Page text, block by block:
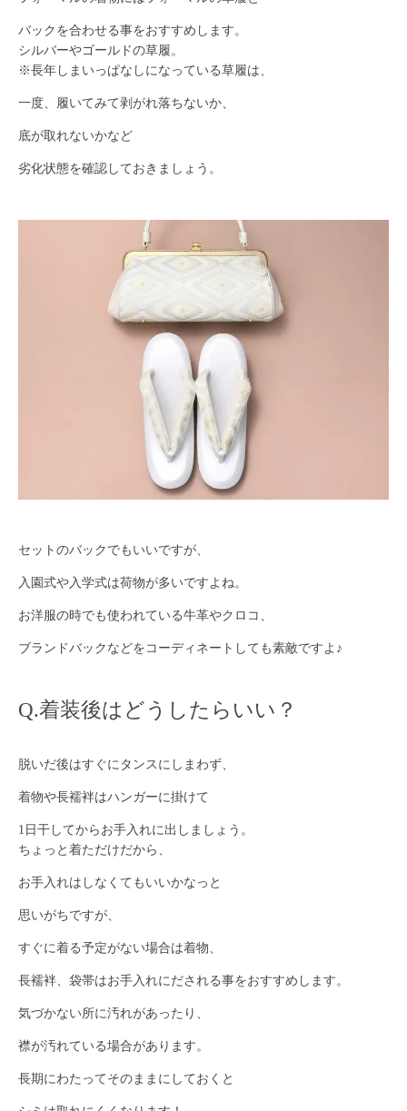
バックを合わせる事をおすすめします。
シルバーやゴールドの草履。
※長年しまいっぱなしになっている草履は、
一度、履いてみて剥がれ落ちないか、
底が取れないかなど
劣化状態を確認しておきましょう。
セットのバックでもいいですが、
入園式や入学式は荷物が多いですよね。
お洋服の時でも使われている牛革やクロコ、
ブランドバックなどをコーディネートしても素敵ですよ♪
Q.着装後はどうしたらいい？
脱いだ後はすぐにタンスにしまわず、
着物や長襦袢はハンガーに掛けて
1日干してからお手入れに出しましょう。
ちょっと着ただけだから、
お手入れはしなくてもいいかなっと
思いがちですが、
すぐに着る予定がない場合は着物、
長襦袢、袋帯はお手入れにだされる事をおすすめします。
気づかない所に汚れがあったり、
襟が汚れている場合があります。
長期にわたってそのままにしておくと